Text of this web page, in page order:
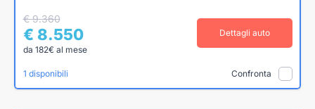
€ 9.360
€ 8.550
da 182€ al mese
Dettagli auto
1 disponibili Confronta